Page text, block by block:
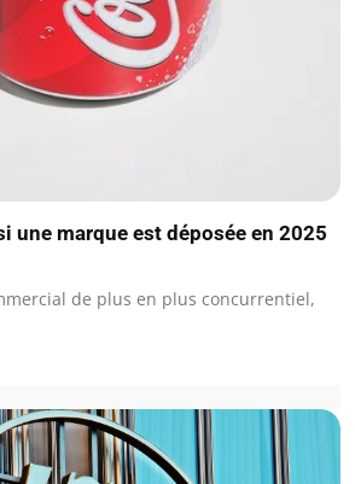
une marque est déposée en 2025
de plus en plus concurrentiel,